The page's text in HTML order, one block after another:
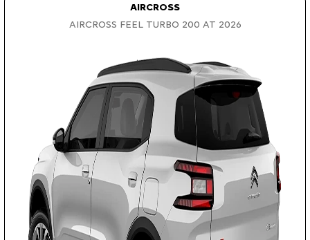
AIRCROSS
AIRCROSS FEEL TURBO 200 AT 2026